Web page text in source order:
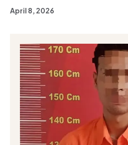
April 8, 2026